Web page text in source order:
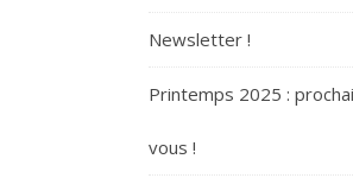
Newsletter !
Printemps 2025 :
vous !